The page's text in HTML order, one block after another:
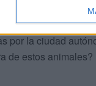
gatos que
por la ciudad
de estos animales?